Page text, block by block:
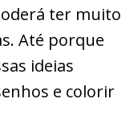
ter muito
Até porque
ideias
e colorir